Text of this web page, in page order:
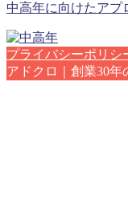
中高年に向けたアプ
プライバシーポリシ
アドクロ｜創業30年